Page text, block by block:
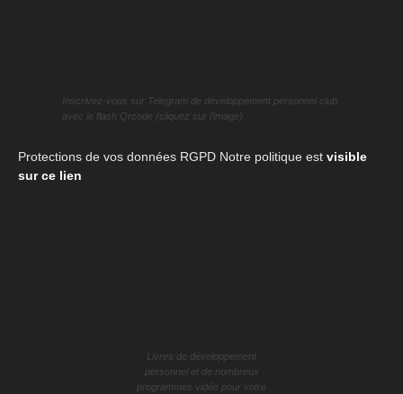
Inscrivez-vous sur Telegram de développement personnel club
avec le flash Qrcode (cliquez sur l’image)
Protections de vos données RGPD Notre politique est visible
sur ce lien
Livres de développement
personnel et de nombreux
programmes vidéo pour votre